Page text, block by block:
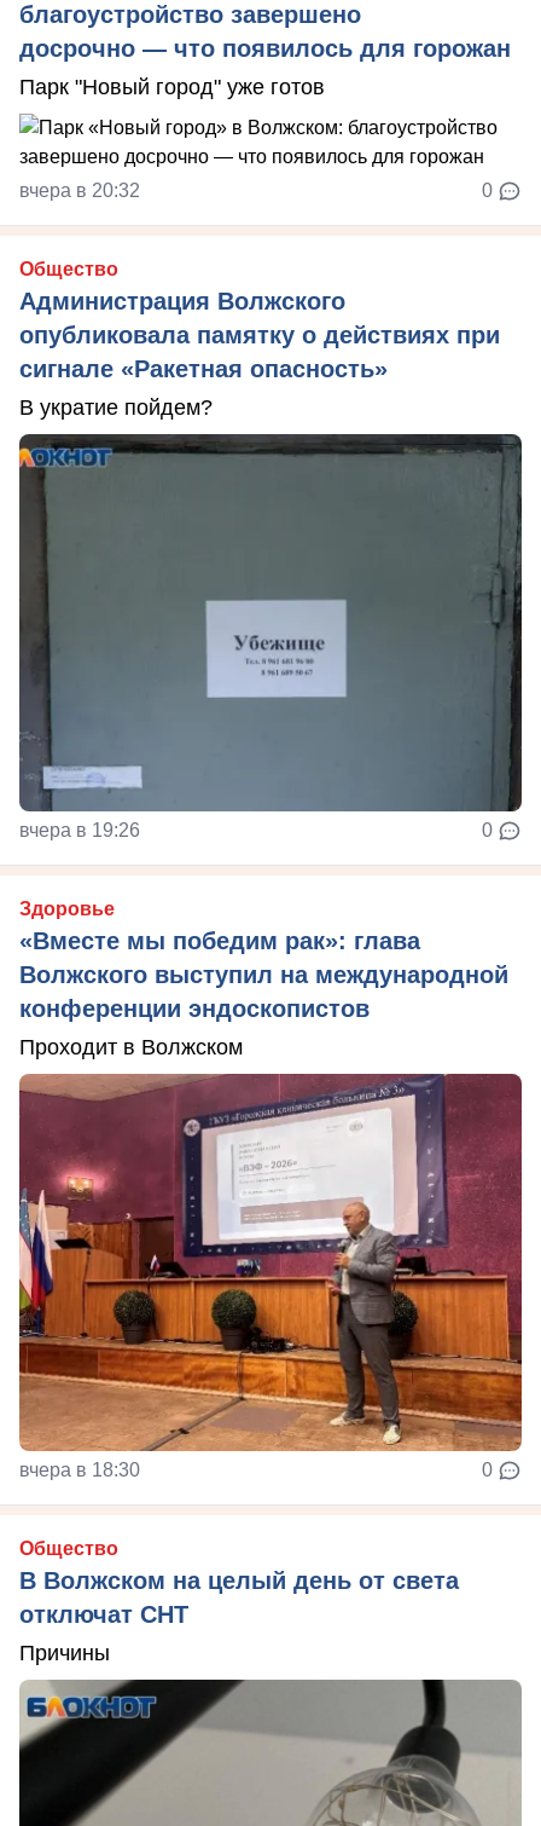
благоустройство завершено
досрочно — что появилось для горожан
Парк "Новый город" уже готов
вчера в 20:32 0
Общество
Администрация Волжского
опубликовала памятку о действиях при
сигнале «Ракетная опасность»
В укратие пойдем?
вчера в 19:26 0
Здоровье
«Вместе мы победим рак»: глава
Волжского выступил на международной
конференции эндоскопистов
Проходит в Волжском
вчера в 18:30 0
Общество
В Волжском на целый день от света
отключат СНТ
Причины